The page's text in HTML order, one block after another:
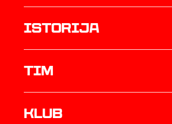
istorija
TIM
Klub